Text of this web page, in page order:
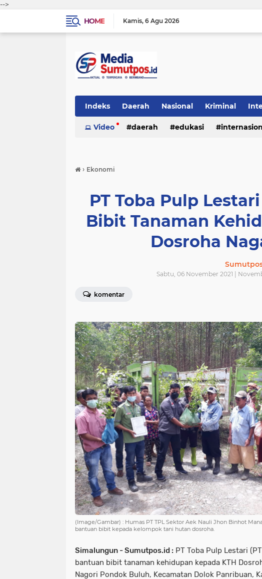
-->
HOME
Kamis 6 Agu 2026
Indeks Daerah Nasional Kriminal
Video daerah edukasi
› Ekonomi
PT Toba Pulp
Bibit Tanaman
Dosroha
Sabtu, 06 November 2021 |
komentar
(Image/Gambar) : Humas PT TPL Sektor Aek Nauli Jhon Binhot
bantuan bibit kepada kelompok tani hutan dosroha.
Simalungun - Sumutpos.id : PT Toba Pulp Lestari
bantuan bibit tanaman kehidupan kepada KTH
Nagori Pondok Buluh, Kecamatan Dolok Panribuan,